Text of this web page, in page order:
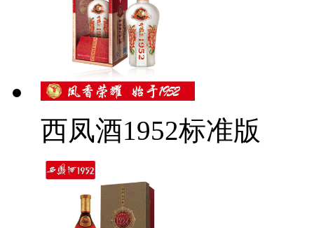
西凤酒1952标准版